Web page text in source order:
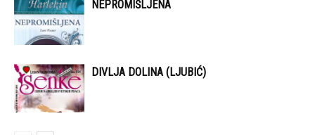
NEPROMIŠLJENA
DIVLJA DOLINA (LJUBIĆ)